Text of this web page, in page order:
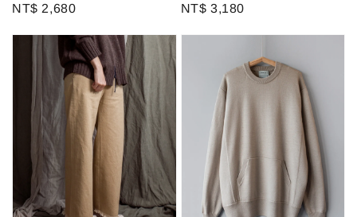
Regular
NT$ 2,680
Regular
NT$ 3,180